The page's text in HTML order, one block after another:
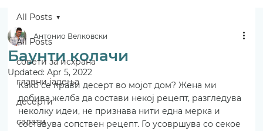
All Posts
совети за исхрана
главни јадења
десерти
салати
All Posts
Баунти колачи
Антонио Велковски
Updated:Apr 5, 2022
Како се прави десерт во мојот дом? Жена ми
добива желба да состави некој рецепт, разгледува
неколку идеи, не признава нити една мерка и
составува сопствен рецепт. Го усовршува со секое